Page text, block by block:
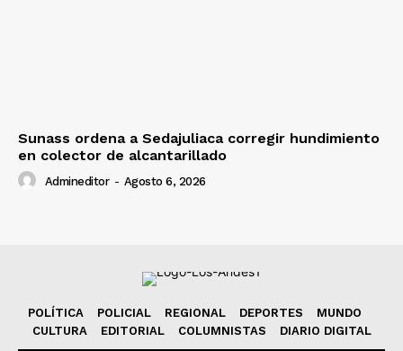
Sunass ordena a Sedajuliaca corregir hundimiento
en colector de alcantarillado
Admineditor - Agosto 6, 2026
POLÍTICA POLICIAL REGIONAL DEPORTES
MUNDO
CULTURA
EDITORIAL COLUMNISTAS DIARIO DIGITAL